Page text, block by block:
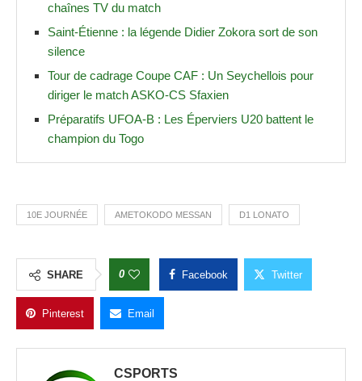
chaînes TV du match
Saint-Étienne : la légende Didier Zokora sort de son
silence
Tour de cadrage Coupe CAF : Un Seychellois pour
diriger le match ASKO-CS Sfaxien
Préparatifs UFOA-B : Les Éperviers U20 battent le
champion du Togo
10E JOURNÉE AMETOKODO MESSAN D1 LONATO
SHARE 0 Facebook Twitter
Pinterest Email
CSPORTS